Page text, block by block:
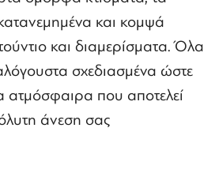
και κομψά
και διαμερίσματα. Όλα
σχεδιασμένα ώστε
που αποτελεί
άνεση σας